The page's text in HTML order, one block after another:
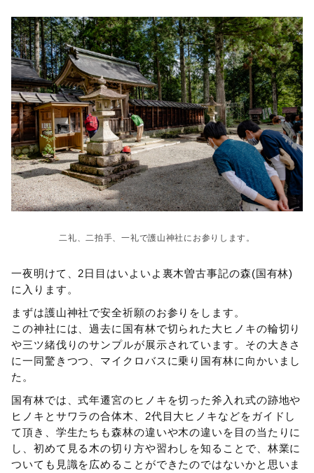
二礼、二拍手、一礼で護山神社にお参りします。
一夜明けて、2日目はいよいよ裏木曽古事記の森(国有林)
に入ります。
まずは護山神社で安全祈願のお参りをします。
この神社には、過去に国有林で切られた大ヒノキの輪切り
や三ツ緒伐りのサンプルが展示されています。その大きさ
に一同驚きつつ、マイクロバスに乗り国有林に向かいまし
た。
国有林では、式年遷宮のヒノキを切った斧入れ式の跡地や
ヒノキとサワラの合体木、2代目大ヒノキなどをガイドし
て頂き、学生たちも森林の違いや木の違いを目の当たりに
し、初めて見る木の切り方や習わしを知ることで、林業に
ついても見識を広めることができたのではないかと思いま